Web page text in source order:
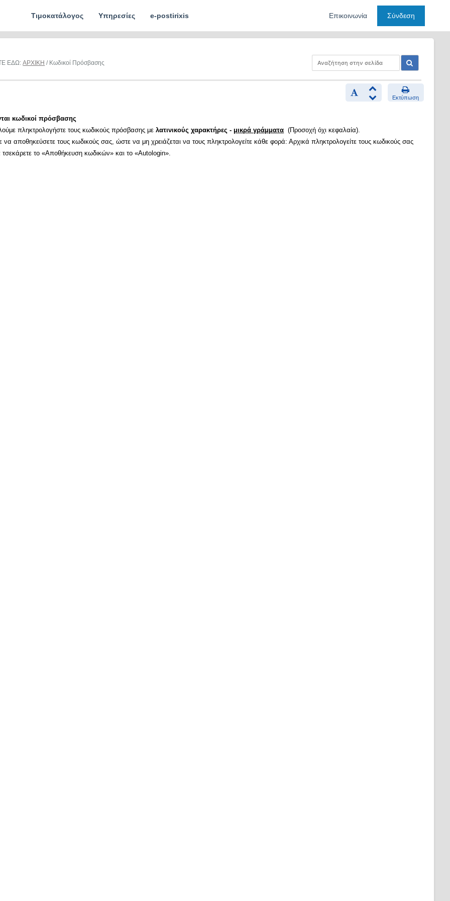
Τιμοκατάλογος Υπηρεσίες e-postirixis Επικοινωνία Σύνδεση
ΕΔΩ:ΑΡΧΙΚΗ / Κωδικοί Πρόσβασης
Εκτύπωση
κωδικοί πρόσβασης
πληκτρολογήστε τους κωδικούς πρόσβασης μελατινικούς χαρακτήρες - μικρά γράμματα (Προσοχή όχι κεφαλαία).
να αποθηκεύσετε τους κωδικούς σας, ώστε να μη χρειάζεται να τους πληκτρολογείτε κάθε φορά: Αρχικά πληκτρολογείτε τους κωδικούς σας
τσεκάρετε το «Αποθήκευση κωδικών» και το «Autologin».